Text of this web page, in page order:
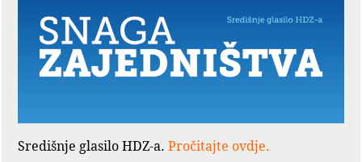
Središnje glasilo HDZ-a. Pročitajte ovdje.